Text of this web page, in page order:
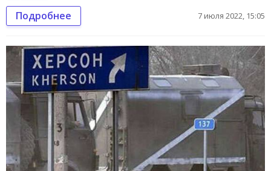
Подробнее 7 июля 2022, 15:05